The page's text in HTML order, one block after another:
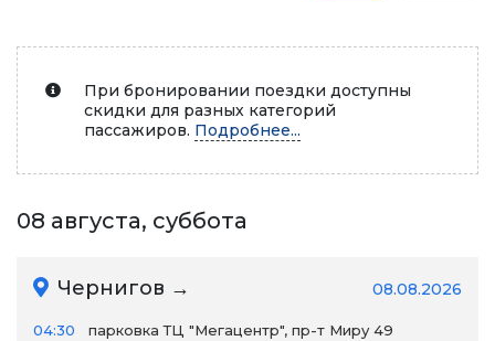
При бронировании поездки доступны
скидки для разных категорий
пассажиров. Подробнее...
08 августа, суббота
Чернигов → 08.08.2026
04:30
парковка ТЦ "Мегацентр", пр-т Миру 49